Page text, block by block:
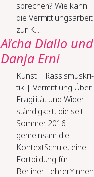
sprechen? Wie kann
die Vermittlungsarbeit
zur K...
Aïcha Diallo und
Danja Erni
Kunst | Ras­sis­mus­kri­
tik | Ver­mitt­lung Über
Fra­gi­li­tät und Wi­der­
stän­dig­keit, die seit
Sommer 2016
gemeinsam die
KontextSchule, eine
Fortbildung für
Berliner Lehrer*innen